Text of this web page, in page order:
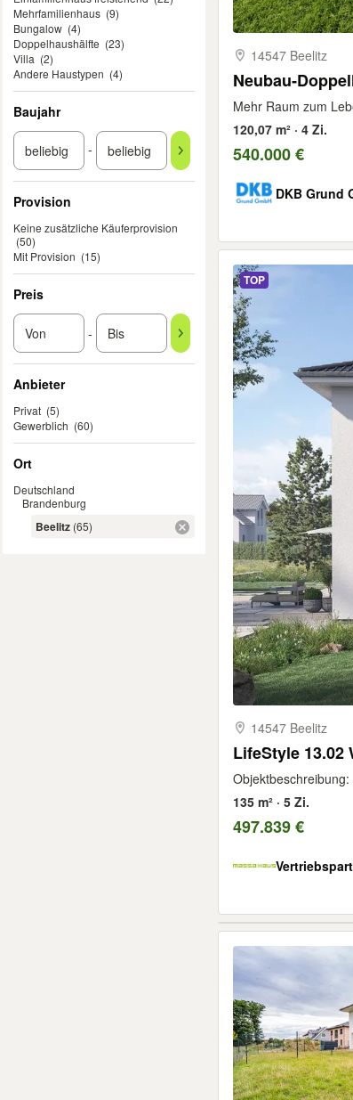
Mehrfamilienhaus (9)
Bungalow (4)
Doppelhaushälfte (23)
Villa (2)
Andere Haustypen (4)
Baujahr
-
Provision
Keine zusätzliche Käuferprovision
(50)
Mit Provision (15)
Preis
-
Anbieter
Privat (5)
Gewerblich (60)
Ort
Deutschland
Brandenburg
Beelitz (65)
14547 Beelitz
Mehr Raum zum
120,07 m² · 4 Zi.
540.000 €
DKB Grund
TOP
14547 Beelitz
LifeStyle
135 m² · 5 Zi.
497.839 €